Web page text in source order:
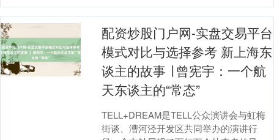
配资炒股门户网-实盘交易平台
模式对比与选择参考 新上海东
谈主的故事 ∣ 曾宪宇：一个航
天东谈主的“常态”
TELL+DREAM是TELL公众演讲会与虹梅
街谈、漕河泾开发区共同举办的演讲行